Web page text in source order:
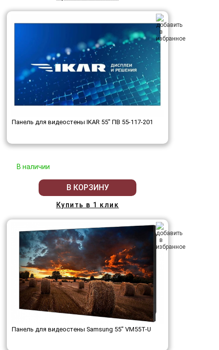
Панель для видеостены IKAR 55" ПВ 55-117-201
В наличии
В КОРЗИНУ
Купить в 1 клик
Панель для видеостены Samsung 55" VM55T-U